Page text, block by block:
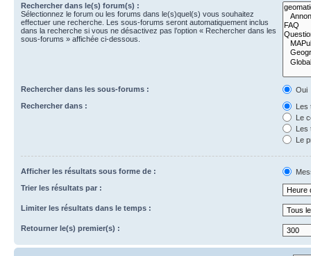
Rechercher dans le(s) forum(s) :
Sélectionnez le forum ou les forums dans le(s)quel(s) vous souhaitez
effectuer une recherche. Les sous-forums seront automatiquement inclus
dans la recherche si vous ne désactivez pas l’option « Rechercher dans les
sous-forums » affichée ci-dessous.
Rechercher dans les sous-forums :
Oui
Rechercher dans :
Les
Le
Les
Le
Afficher les résultats sous forme de :
Trier les résultats par :
Limiter les résultats dans le temps :
Retourner le(s) premier(s) :